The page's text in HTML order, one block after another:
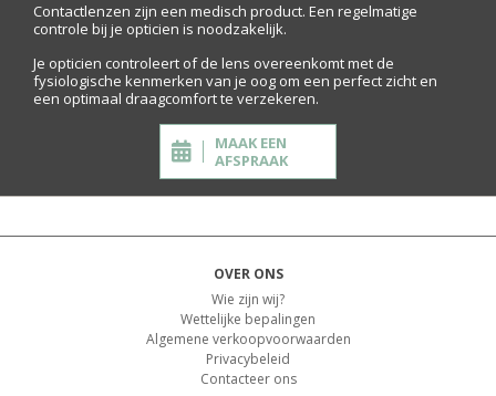
Contactlenzen zijn een medisch product. Een regelmatige
controle bij je opticien is noodzakelijk.
Je opticien controleert of de lens overeenkomt met de
fysiologische kenmerken van je oog om een perfect zicht en
een optimaal draagcomfort te verzekeren.
MAAK EEN
AFSPRAAK
OVER ONS
Wie zijn wij?
Wettelijke bepalingen
Algemene verkoopvoorwaarden
Privacybeleid
Contacteer ons